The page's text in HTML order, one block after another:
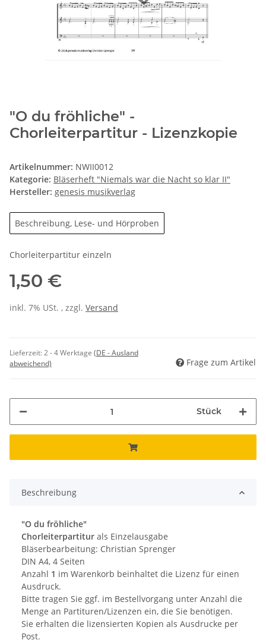
"O du fröhliche" -
Chorleiterpartitur - Lizenzkopie
Artikelnummer: NWII0012
Kategorie: Bläserheft "Niemals war die Nacht so klar II"
Hersteller: genesis musikverlag
Beschreibung, Lese- und Hörproben
Chorleiterpartitur einzeln
1,50 €
inkl. 7% USt. , zzgl. Versand
Lieferzeit:2 - 4 Werktage (DE - Ausland
abweichend)
Frage zum Artikel
Stück
Beschreibung
"O du fröhliche"
Chorleiterpartitur als Einzelausgabe
Bläserbearbeitung: Christian Sprenger
DIN A4, 4 Seiten
Anzahl 1 im Warenkorb beinhaltet die Lizenz für einen
Ausdruck.
Bitte tragen Sie ggf. im Bestellvorgang unter Anzahl die
Menge an Partituren/Lizenzen ein, die Sie benötigen.
Sie erhalten die lizensierten Kopien als Ausdrucke per
Post.